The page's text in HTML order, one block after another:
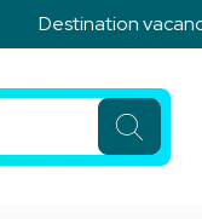
Destination
service